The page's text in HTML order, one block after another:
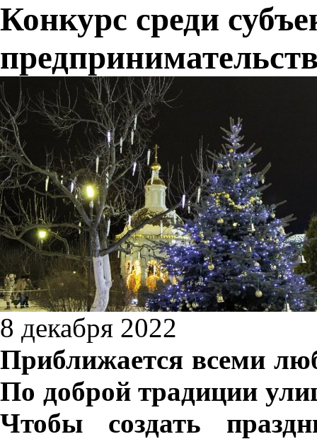
Конкурс среди
8 декабря 2022
Приближается всеми
По доброй традиции
Чтобы создать